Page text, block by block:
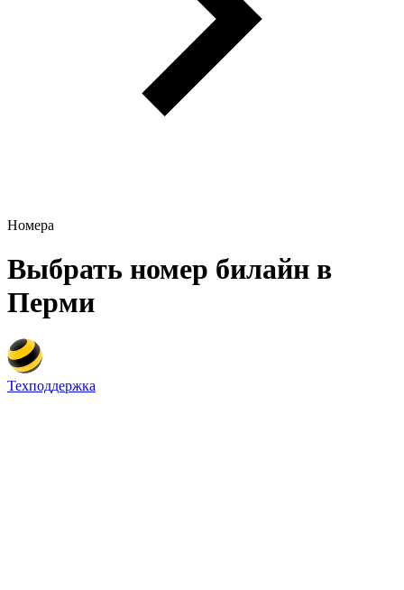
Номера
Выбрать номер билайн в
Перми
Техподдержка